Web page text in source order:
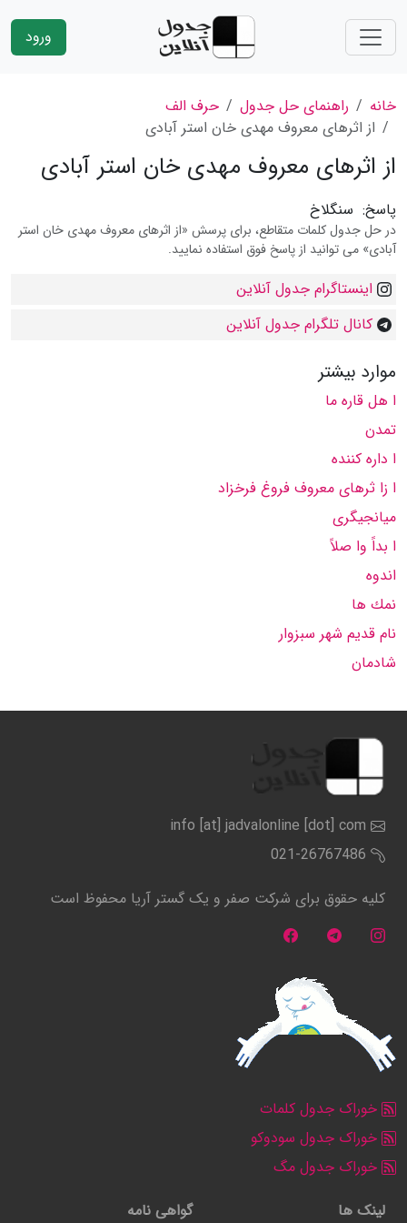
ورود
خانه راهنمای حل جدول
حرف الف
از اثرهای معروف مهدی خان استر آبادی
از اثرهای معروف مهدی خان استر آبادی
پاسخ: سنگلاخ
در حل جدول کلمات متقاطع، برای پرسش «از اثرهای معروف مهدی خان استر
آبادی» می توانید از پاسخ فوق استفاده نمایید.
اینستاگرام جدول آنلاین
کانال تلگرام جدول آنلاین
موارد بیشتر
ا هل قاره ما
تمدن
ا داره كننده
ا زا ثرهای معروف فروغ فرخزاد
میانجیگری
ا بداً وا صلاً
اندوه
نمك ها
نام قدیم شهر سبزوار
شادمان
info [at] jadvalonline [dot] com
021-26767486
کلیه حقوق برای شرکت صفر و یک گستر آریا محفوظ است
خوراک جدول کلمات
خوراک جدول سودوکو
خوراک جدول مگ
لینک ها
گواهی نامه